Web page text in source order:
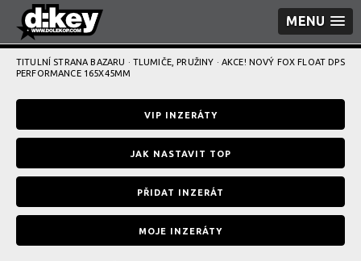
MENU
TITULNÍ STRANA BAZARU · TLUMIČE, PRUŽINY · AKCE! NOVÝ FOX FLOAT DPS
PERFORMANCE 165X45MM
VIP INZERÁTY
JAK NASTAVIT TOP
PŘIDAT INZERÁT
MOJE INZERÁTY